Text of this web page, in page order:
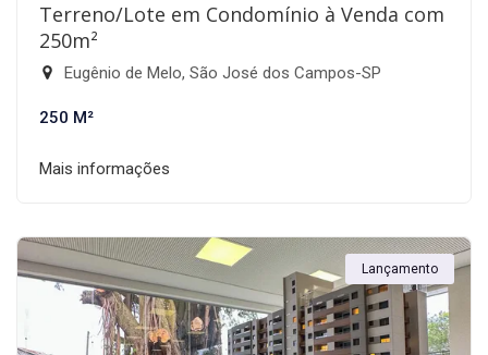
Terreno/Lote em Condomínio à Venda com
250m²
Eugênio de Melo, São José dos Campos-SP
250 M²
Mais informações
Lançamento